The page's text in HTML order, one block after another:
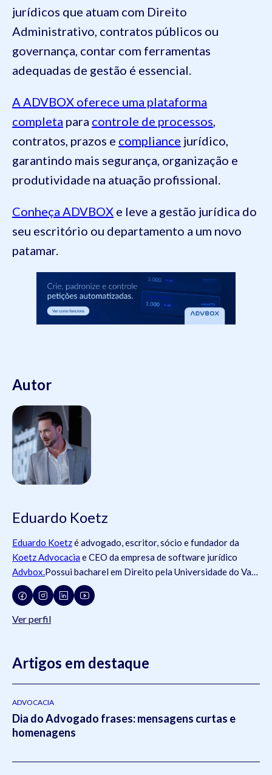
jurídicos que atuam com Direito
Administrativo, contratos públicos ou
governança, contar com ferramentas
adequadas de gestão é essencial.
A ADVBOX oferece uma plataforma
completa para controle de processos
contratos, prazos e compliance jurídico,
garantindo mais segurança, organização e
produtividade na atuação profissional.
Conheça ADVBOX e leve a gestão jurídica do
seu escritório ou departamento a um novo
patamar.
Autor
Eduardo Koetz
Eduardo Koetzé advogado, escritor, sócio e fundador da
Koetz Advocacia e CEO da empresa de software jurídico
Advbox.Possui bacharel em Direito pela Universidade do Vale
do Rio dos Sinos (Unisinos
dos Advogados do Brasil
73.409, OAB/PR 72.951, OAB/SP 435.266, OAB/MG
graduado em Direito do Trabalho pela
do Rio Grande do Sul
(2011- 2012) e em Direito Tributário
- 2014).Atua como um dos principais gestores da Koetz
Advocacia realizando a supervisão e liderança em todos os
setores do escritório.Em 2021, Eduardo publicou o livro
pela editoraViseu.
Ver perfil
Artigos em destaque
ADVOCACIA
Dia do Advogado frases: mensagens curtas e
homenagens